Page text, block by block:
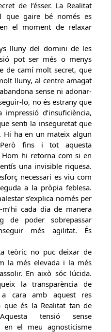
de l’ésser. La Realitat
que gaire bé només es
el moment de relaxar
lluny del domini de les
pot ser més o menys
de camí molt secret, que
lluny, al centre amagat
sense ni adonar-
lo, no és estrany que
d’insuficiència,
senti la inseguretat que
Hi ha en un mateix algun
Però fins i tot aquesta
Hom hi retorna com si en
una invisible riquesa.
necessari es viu com
a la pròpia feblesa.
s’explica només per
m’hi cada dia de manera
de poder sobrepassar
més agilitat. És
teòric no puc deixar de
la més elevada i la més
En això sóc lúcida.
la transparència de
a cara amb aquest res
que és la Realitat tan de
tensió sense
en el meu agnosticisme